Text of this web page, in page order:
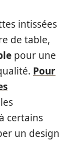
intissées
de table,
pour une
Pour
certains
un design